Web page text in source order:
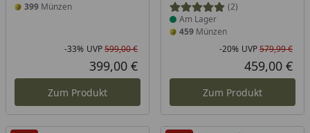
399 Münzen
Rabatt in Prozent
-33%
Ursprünglicher Preis
UVP599,00 €
Aktueller Preis
399,00 €
Zum Produkt
(2)
Am Lager
459Münzen
-20% UVP579,99 €
459,00 €
Zum Produkt